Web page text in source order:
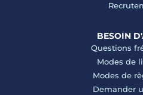
BESOIN
Questions
Modes de
Modes de
Demander